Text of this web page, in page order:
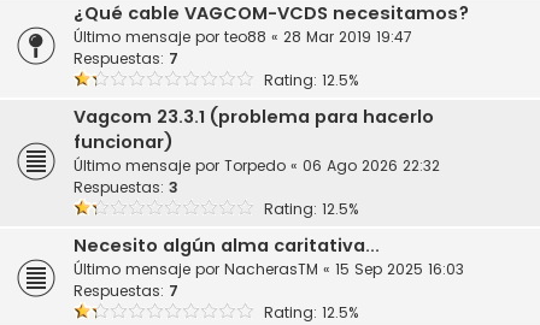
¿Qué cable VAGCOM-VCDS necesitamos?
Último mensaje por teo88 « 28 Mar 2019 19:47
Respuestas: 7
Rating: 12.5%
Vagcom 23.3.1 (problema para hacerlo
funcionar)
Último mensaje por Torpedo « 06 Ago 2026 22:32
Respuestas: 3
Rating: 12.5%
Necesito algún alma caritativa...
Último mensaje por NacherasTM « 15 Sep 2025 16:03
Respuestas: 7
Rating: 12.5%